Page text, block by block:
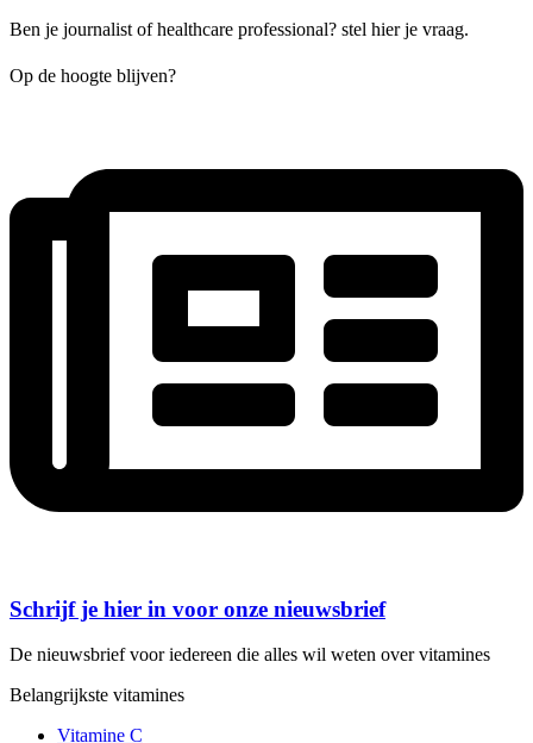
Ben je journalist of healthcare professional? stel hier je vraag.
Op de hoogte blijven?
Schrijf je hier in voor onze nieuwsbrief
De nieuwsbrief voor iedereen die alles wil weten over vitamines
Belangrijkste vitamines
Vitamine C